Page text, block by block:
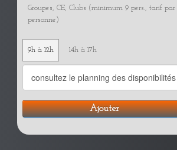
Groupes, CE, Clubs (minimum 9 pers., tarif par
personne)
9h à 12h 14h à 17h
Ajouter